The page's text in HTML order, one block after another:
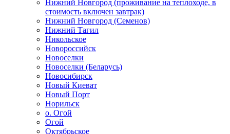
Нижний Новгород (проживание на теплоходе, в
стоимость включен завтрак)
Нижний Новгород (Семенов)
Нижний Тагил
Никольское
Новороссийск
Новоселки
Новоселки (Беларусь)
Новосибирск
Новый Киеват
Новый Порт
Норильск
о. Огой
Огой
Октябрьское